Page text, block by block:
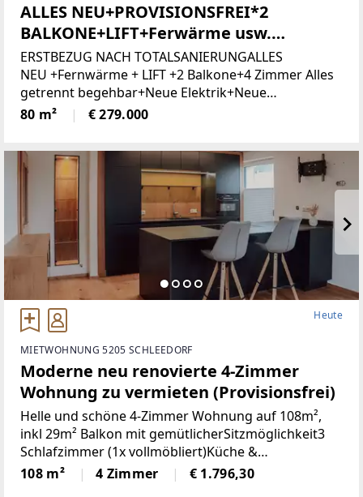
ALLES NEU+PROVISIONSFREI*2
BALKONE+LIFT+Ferwärme usw.
(Provisionsfrei)
ERSTBEZUG NACH TOTALSANIERUNGALLES
NEU +Fernwärme + LIFT +2 Balkone+4 Zimmer Alles
getrennt begehbar+Neue Elektrik+Neue
Türen+Neues Bad+Neuer Parkett+Neue
80 m² € 279.000
Heute
MIETWOHNUNG 5205 SCHLEEDORF
Moderne neu renovierte 4-Zimmer
Wohnung zu vermieten (Provisionsfrei)
Helle und schöne 4-Zimmer Wohnung auf 108m²,
inkl 29m² Balkon mit gemütlicherSitzmöglichkeit3
Schlafzimmer (1x vollmöbliert)Küche &
Wohnbereich (Küche mit Steinplatte und
hochwertigen Geräten)Badezimmer (neu)WC (neu)2
108 m² 4 Zimmer € 1.796,30